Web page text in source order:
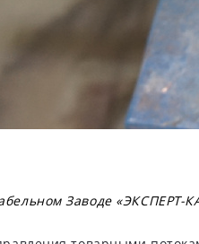
Заводе «ЭКСПЕРТ-